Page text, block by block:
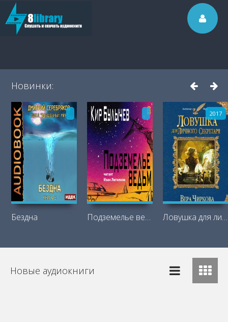
Новинки:
Бездна Подземелье ведьм
2017
Ловушка для личного секретаря
Новые аудиокниги